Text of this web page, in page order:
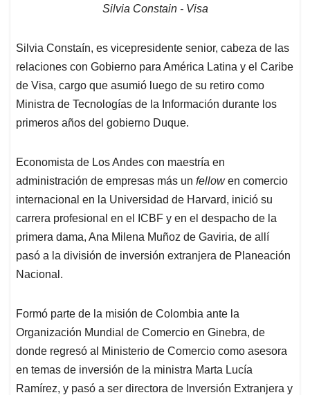
Silvia Constain - Visa
Silvia Constaín, es vicepresidente senior, cabeza de las
relaciones con Gobierno para América Latina y el Caribe
de Visa, cargo que asumió luego de su retiro como
Ministra de Tecnologías de la Información durante los
primeros años del gobierno Duque.
Economista de Los Andes con maestría en
administración de empresas más un fellowen comercio
internacional en la Universidad de Harvard, inició su
carrera profesional en el ICBF y en el despacho de la
primera dama, Ana Milena Muñoz de Gaviria, de allí
pasó a la división de inversión extranjera de Planeación
Nacional.
Formó parte de la misión de Colombia ante la
Organización Mundial de Comercio en Ginebra, de
donde regresó al Ministerio de Comercio como asesora
en temas de inversión de la ministra Marta Lucía
Ramírez, y pasó a ser directora de Inversión Extranjera y